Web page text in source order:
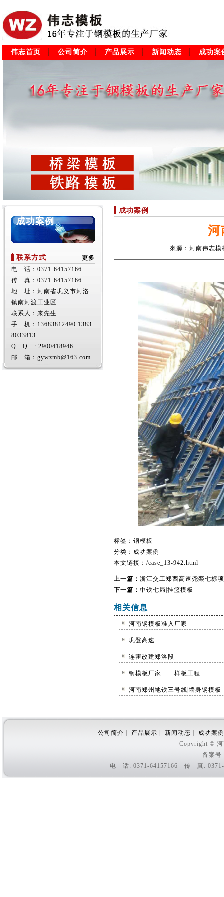
伟志首页 公司简介 产品展示 新闻动态 成功案
成功案例
更多
联系方式
电 话：0371-64157166
传 真：0371-64157166
地 址：河南省巩义市河洛
镇南河渡工业区
联系人：来先生
手 机：13683812490 1383
8033813
Q Q : 2900418946
邮 箱：gywzmb@163.com
成功案例
河
來源：河南伟志
标签： 钢模板
分类： 成功案例
本文链接： /case_13-942.html
上一篇： 浙江交工郑西高速尧栾七标
下一篇： 中铁七局|挂篮模板
相关信息
河南钢模板准入厂家
巩登高速
连霍改建郑洛段
钢模板厂家——样板工程
河南郑州地铁三号线|墙身钢模板
公司简介 | 产品展示 | 新闻动态 |
成功案例
Copyright © 河
备案号
电 话: 0371-64157166 传 真: 0371-